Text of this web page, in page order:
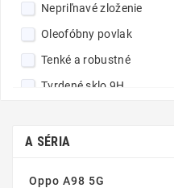
Nepriľnavé zloženie
Oleofóbny povlak
Tenké a robustné
Tvrdené sklo 9H
Zaoblené hrany
A SÉRIA
Oppo A98 5G